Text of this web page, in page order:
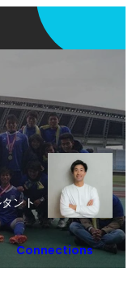
ント
Connections